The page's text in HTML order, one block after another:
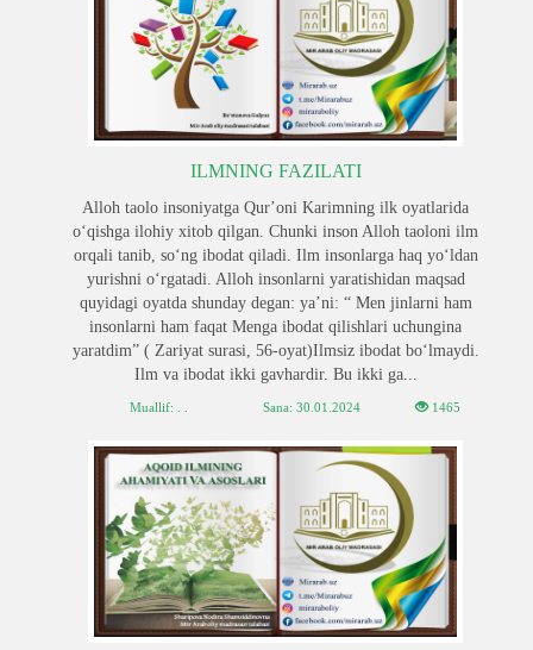
ILMNING FAZILATI
Alloh taolo insoniyatga Qurʼoni Karimning ilk oyatlarida
o‘qishga ilohiy xitob qilgan. Chunki inson Alloh taoloni ilm
orqali tanib, so‘ng ibodat qiladi. Ilm insonlarga haq yoʻldan
yurishni o‘rgatadi. Alloh insonlarni yaratishidan maqsad
quyidagi oyatda shunday degan: yaʼni: “ Men jinlarni ham
insonlarni ham faqat Menga ibodat qilishlari uchungina
yaratdim” ( Zariyat surasi, 56-oyat)Ilmsiz ibodat bo‘lmaydi.
Ilm va ibodat ikki gavhardir. Bu ikki ga...
Muallif: . . Sana: 30.01.2024 1465